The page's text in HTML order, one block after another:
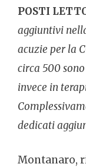
POSTI
aggiuntivi
acuzie per la
circa 500
invece in
dedicati
Montanaro,